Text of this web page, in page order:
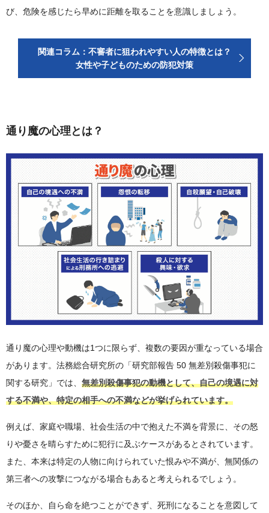
び、危険を感じたら早めに距離を取ることを意識しましょう。
関連コラム：不審者に狙われやすい人の特徴とは？
女性や子どものための防犯対策
通り魔の心理とは？
通り魔の心理や動機は1つに限らず、複数の要因が重なっている場合
があります。法務総合研究所の「研究部報告 50 無差別殺傷事犯に
関する研究」では、 無差別殺傷事犯の動機として、自己の境遇に対
する不満や、特定の相手への不満などが挙げられています。
例えば、家庭や職場、社会生活の中で抱えた不満を背景に、その怒
りや憂さを晴らすために犯行に及ぶケースがあるとされています。
また、本来は特定の人物に向けられていた恨みや不満が、無関係の
第三者への攻撃につながる場合もあると考えられるでしょう。
そのほか、自ら命を絶つことができず、死刑になることを意図して